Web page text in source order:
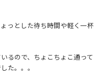
っとした待ち時間や軽く一杯
るので、ちょこちょこ通って
た。。。